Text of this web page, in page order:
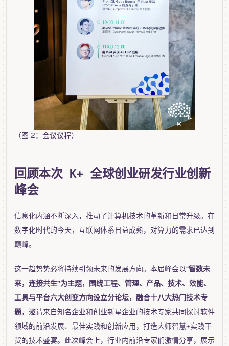
（图 2：会议议程）
回顾本次 K+ 全球创业研发行业创新
峰会
信息化内涵不断深入，推动了计算机技术的革新和日常升级。在
数字化时代的今天，互联网体系日益成熟，对算力的需求已达到
巅峰。
这一趋势势必将持续引领未来的发展方向。本届峰会以“智数未
来，连接共生”为主题，围绕工程、管理、产品、技术、效能、
工具与平台六大创变方向设立分论坛，融合十八大热门技术专
题，邀请来自知名企业和创业新星企业的技术专家共同探讨软件
领域的前沿发展、最佳实践和创新应用，打造大师智慧+实践干
货的技术盛宴。此次峰会上，行业内前沿专家们激情分享，展示